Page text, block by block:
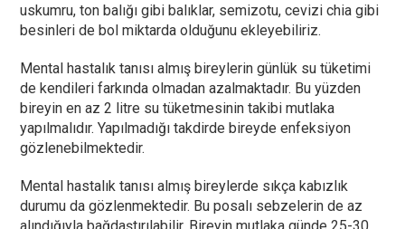
uskumru, ton balığı gibi balıklar, semizotu, cevizi chia gibi
besinleri de bol miktarda olduğunu ekleyebiliriz.
Mental hastalık tanısı almış bireylerin günlük su tüketimi
de kendileri farkında olmadan azalmaktadır. Bu yüzden
bireyin en az 2 litre su tüketmesinin takibi mutlaka
yapılmalıdır. Yapılmadığı takdirde bireyde enfeksiyon
gözlenebilmektedir.
Mental hastalık tanısı almış bireylerde sıkça kabızlık
durumu da gözlenmektedir. Bu posalı sebzelerin de az
alındığıyla bağdaştırılabilir. Bireyin mutlaka günde 25-30